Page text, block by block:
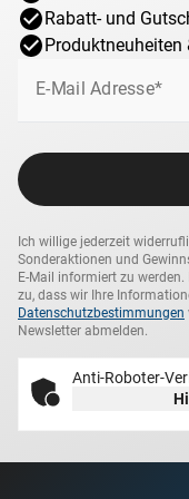
Rabatt- und
Produktneuheiten
E-Mail Adresse*
Ich willige jederzeit
Sonderaktionen und
E-Mail informiert zu
zu, dass wir Ihre
Datenschutzbestimmungen
Newsletter abmelden.
Anti-Roboter-